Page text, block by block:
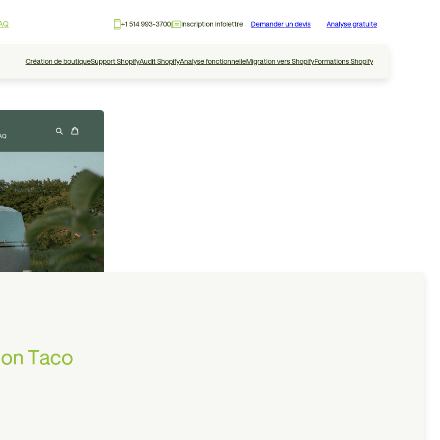
+1 514 993-3700 Inscription infolettre Demander un devis Analyse gratuite
Création de boutiqueSupport ShopifyAudit ShopifyAnalyse fonctionnelleMigration vers ShopifyFormations Shopify
Taco